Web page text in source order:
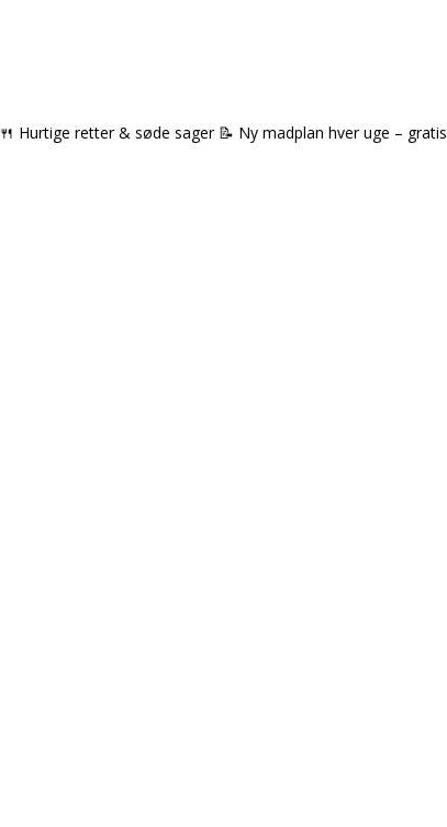
🍴 Hurtige retter & søde sager📝 Ny madplan hver uge – gratis